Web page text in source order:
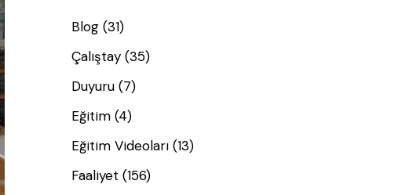
Blog (31)
Çalıştay (35)
Duyuru (7)
Eğitim (4)
Eğitim Videoları (13)
Faaliyet (156)